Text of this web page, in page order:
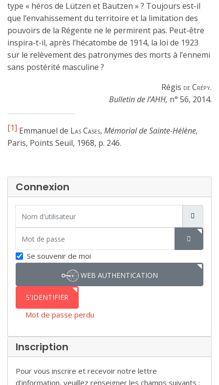
type « héros de Lützen et Bautzen » ? Toujours est-il
que l’envahissement du territoire et la limitation des
pouvoirs de la Régente ne le permirent pas. Peut-être
inspira-t-il, après l’hécatombe de 1914, la loi de 1923
sur le relèvement des patronymes des morts à l’ennemi
sans postérité masculine ?
Régis de Crépy.
Bulletin de l’AHH, n° 56, 2014.
[1] Emmanuel de Las Cases, Mémorial de Sainte-Hélène,
Paris, Points Seuil, 1968, p. 246.
Connexion
SHOW
Se souvenir de moi
WEB AUTHENTICATION
S'IDENTIFIER
Mot de passe perdu
Inscription
Pour vous inscrire et recevoir notre lettre
d’information, veuillez renseigner les champs suivants :